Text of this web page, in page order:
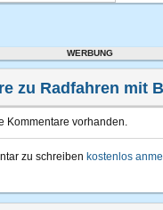
WERBUNG
zu Radfahren mit
Kommentare vorhanden.
zu schreiben kostenlos